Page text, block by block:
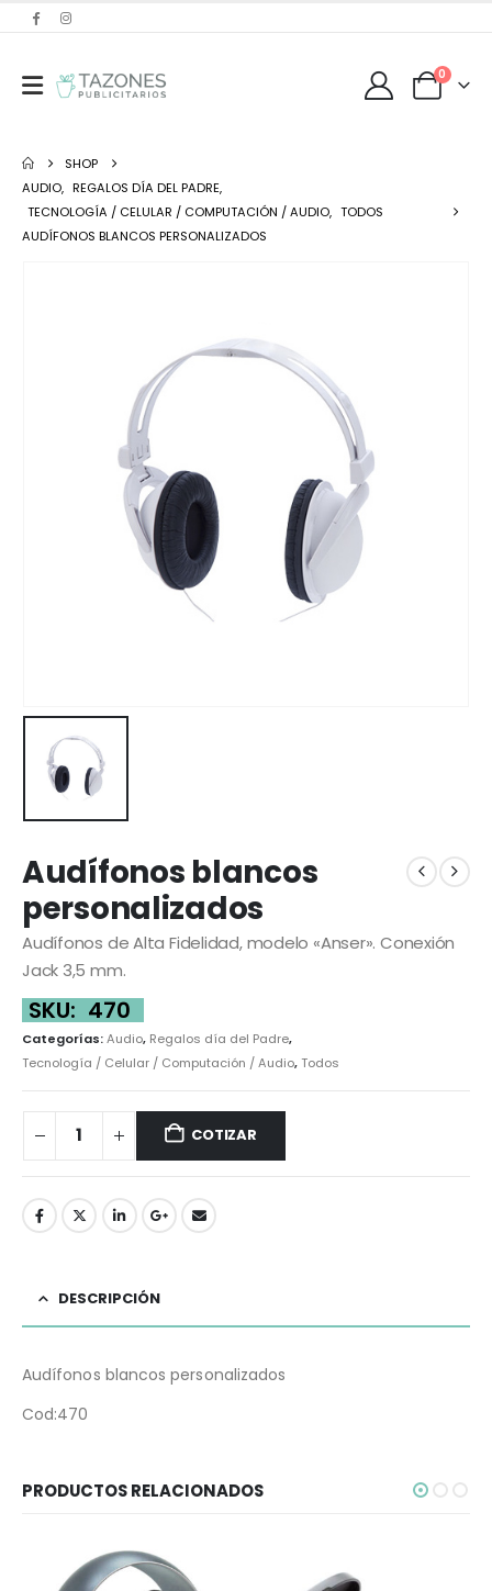
0
SHOP
AUDIO, REGALOS DÍA DEL PADRE,
TECNOLOGÍA / CELULAR / COMPUTACIÓN / AUDIO, TODOS
AUDÍFONOS BLANCOS PERSONALIZADOS
Audífonos blancos
personalizados
Audífonos de Alta Fidelidad, modelo «Anser». Conexión
Jack 3,5 mm.
SKU: 470
Categorías:Audio, Regalos día del Padre,
Tecnología / Celular / Computación / Audio,Todos
COTIZAR
DESCRIPCIÓN
Audífonos blancos personalizados
Cod:470
PRODUCTOS RELACIONADOS